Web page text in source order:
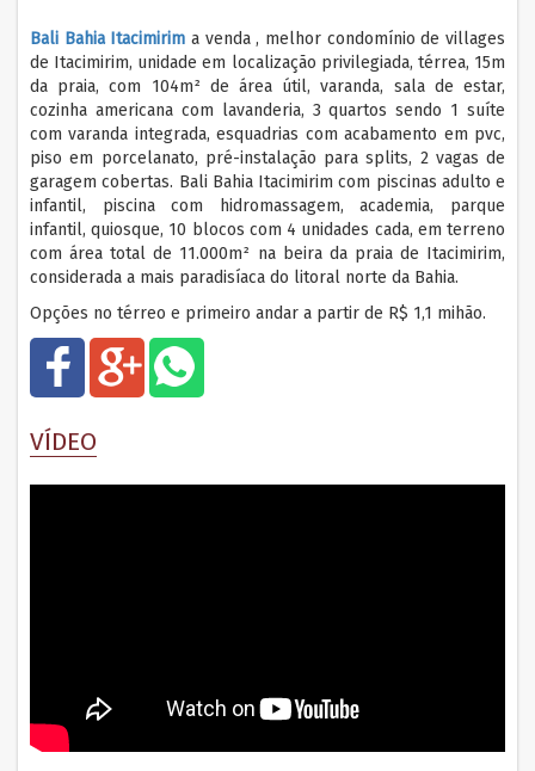
Bali Bahia Itacimirim a venda , melhor condomínio de villages
de Itacimirim, unidade em localização privilegiada, térrea, 15m
da praia, com 104m² de área útil, varanda, sala de estar,
cozinha americana com lavanderia, 3 quartos sendo 1 suíte
com varanda integrada, esquadrias com acabamento em pvc,
piso em porcelanato, pré-instalação para splits, 2 vagas de
garagem cobertas. Bali Bahia Itacimirim com piscinas adulto e
infantil, piscina com hidromassagem, academia, parque
infantil, quiosque, 10 blocos com 4 unidades cada, em terreno
com área total de 11.000m² na beira da praia de Itacimirim,
considerada a mais paradisíaca do litoral norte da Bahia.
Opções no térreo e primeiro andar a partir de R$ 1,1 mihão.
VÍDEO